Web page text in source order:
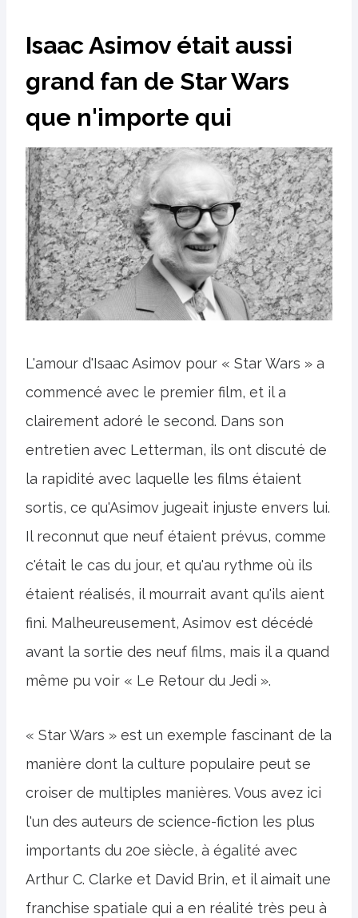
Isaac Asimov était aussi
grand fan de Star Wars
que n'importe qui
L'amour d'Isaac Asimov pour « Star Wars » a
commencé avec le premier film, et il a
clairement adoré le second. Dans son
entretien avec Letterman, ils ont discuté de
la rapidité avec laquelle les films étaient
sortis, ce qu'Asimov jugeait injuste envers lui.
Il reconnut que neuf étaient prévus, comme
c'était le cas du jour, et qu'au rythme où ils
étaient réalisés, il mourrait avant qu'ils aient
fini. Malheureusement, Asimov est décédé
avant la sortie des neuf films, mais il a quand
même pu voir « Le Retour du Jedi ».
« Star Wars » est un exemple fascinant de la
manière dont la culture populaire peut se
croiser de multiples manières. Vous avez ici
l'un des auteurs de science-fiction les plus
importants du 20e siècle, à égalité avec
Arthur C. Clarke et David Brin, et il aimait une
franchise spatiale qui a en réalité très peu à